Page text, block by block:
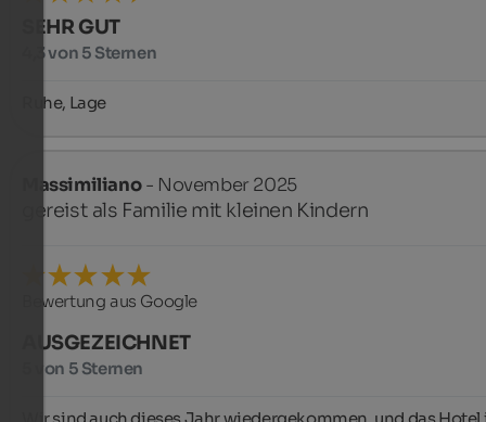
SEHR GUT
4,3 von 5 Sternen
Ruhe, Lage
Massimiliano- November 2025
gereist als Familie mit kleinen Kindern
Bewertung aus Google
AUSGEZEICHNET
5 von 5 Sternen